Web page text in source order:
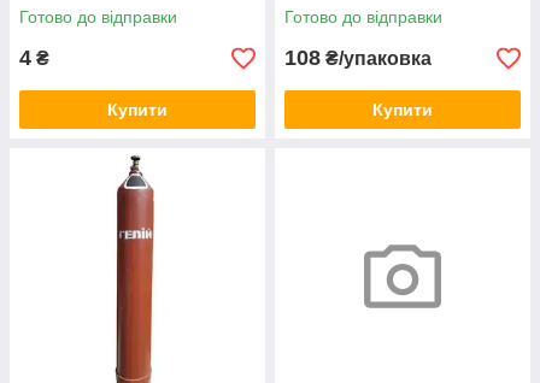
Готово до відправки
4 ₴
Купити
Готово до відправки
108 ₴/упаковка
Купити